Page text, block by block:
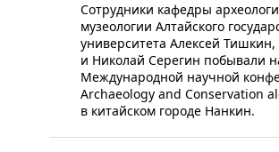
​Сотрудники кафедры
музеологии Алтайского
университета Алексей
и Николай Серегин побывали
Международной научной
Archaeology and Conservation
в китайском городе Нанкин.